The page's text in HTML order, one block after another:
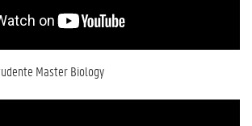
Master Biology